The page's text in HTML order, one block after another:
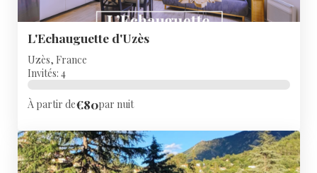
L'Echauguette d'Uzès
Uzès, France
Invités: 4
À partir de€80par nuit